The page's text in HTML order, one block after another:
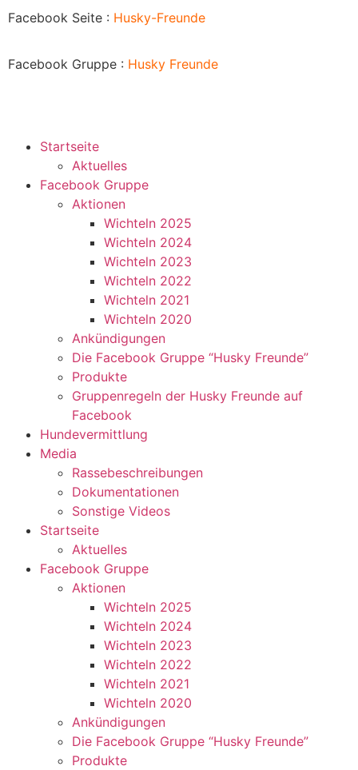
Facebook Seite : Husky-Freunde
Facebook Gruppe : Husky Freunde
Startseite
Aktuelles
Facebook Gruppe
Aktionen
Wichteln 2025
Wichteln 2024
Wichteln 2023
Wichteln 2022
Wichteln 2021
Wichteln 2020
Ankündigungen
Die Facebook Gruppe “Husky Freunde”
Produkte
Gruppenregeln der Husky Freunde auf
Facebook
Hundevermittlung
Media
Rassebeschreibungen
Dokumentationen
Sonstige Videos
Startseite
Aktuelles
Facebook Gruppe
Aktionen
Wichteln 2025
Wichteln 2024
Wichteln 2023
Wichteln 2022
Wichteln 2021
Wichteln 2020
Ankündigungen
Die Facebook Gruppe “Husky Freunde”
Produkte